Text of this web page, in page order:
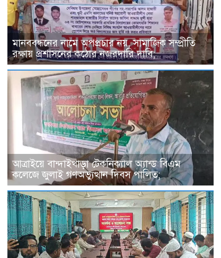
মানববন্ধনের নামে অপপ্রচার নয়, সামাজিক সম্প্রীতি
রক্ষায় প্রশাসনের কঠোর নজরদারি দাবি;
আত্রাইয়ে বান্দাইখাড়া টেকনিক্যাল অ্যান্ড বিএম
কলেজে জুলাই গণঅভ্যুত্থান দিবস পালিত;